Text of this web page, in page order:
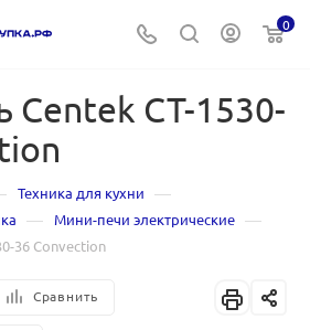
0
Centek CT-1530-
Техника для кухни —
— Мини-печи электрические —
36 Convection
Сравнить